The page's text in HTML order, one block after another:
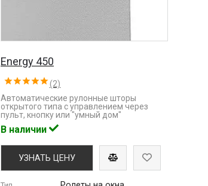
Energy 450
(2)
Автоматические рулонные шторы
открытого типа с управлением через
пульт, кнопку или "умный дом"
В наличии
УЗНАТЬ ЦЕНУ